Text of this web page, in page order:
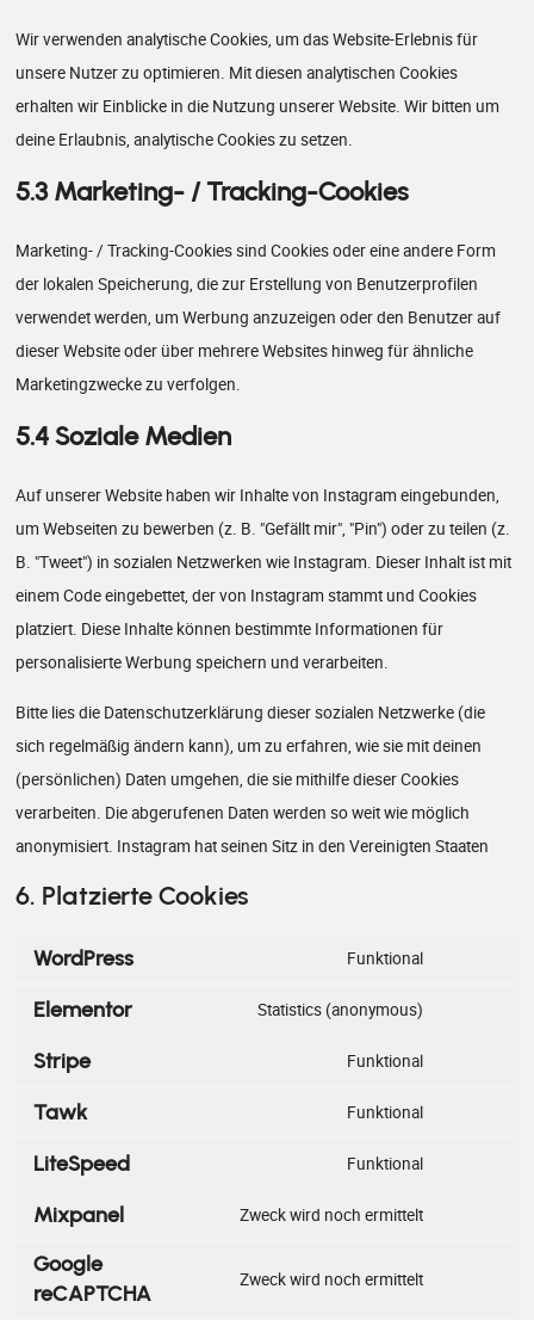
Wir verwenden analytische Cookies, um das Website-Erlebnis für
unsere Nutzer zu optimieren. Mit diesen analytischen Cookies
erhalten wir Einblicke in die Nutzung unserer Website. Wir bitten um
deine Erlaubnis, analytische Cookies zu setzen.
5.3 Marketing- / Tracking-Cookies
Marketing- / Tracking-Cookies sind Cookies oder eine andere Form
der lokalen Speicherung, die zur Erstellung von Benutzerprofilen
verwendet werden, um Werbung anzuzeigen oder den Benutzer auf
dieser Website oder über mehrere Websites hinweg für ähnliche
Marketingzwecke zu verfolgen.
5.4 Soziale Medien
Auf unserer Website haben wir Inhalte von Instagram eingebunden,
um Webseiten zu bewerben (z. B. "Gefällt mir", "Pin") oder zu teilen (z.
B. "Tweet") in sozialen Netzwerken wie Instagram. Dieser Inhalt ist mit
einem Code eingebettet, der von Instagram stammt und Cookies
platziert. Diese Inhalte können bestimmte Informationen für
personalisierte Werbung speichern und verarbeiten.
Bitte lies die Datenschutzerklärung dieser sozialen Netzwerke (die
sich regelmäßig ändern kann), um zu erfahren, wie sie mit deinen
(persönlichen) Daten umgehen, die sie mithilfe dieser Cookies
verarbeiten. Die abgerufenen Daten werden so weit wie möglich
anonymisiert. Instagram hat seinen Sitz in den Vereinigten Staaten
6. Platzierte Cookies
WordPress Funktional
Elementor Statistics (anonymous)
Stripe Funktional
Tawk Funktional
LiteSpeed Funktional
Mixpanel Zweck wird noch ermittelt
Google
reCAPTCHA
Zweck wird noch ermittelt